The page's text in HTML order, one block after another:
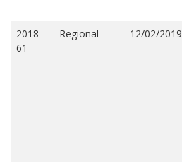
2018-
61
Regional 12/02/2019